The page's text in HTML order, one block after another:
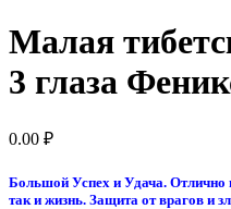
Малая
3 глаза
0.00 ₽
Большой Успех и Удача. Отлично
так и жизнь. Защита от врагов и